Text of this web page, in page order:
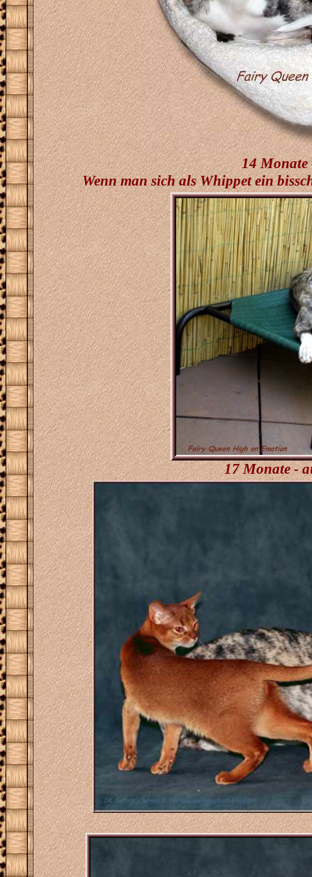
14 Monate
Wenn man sich als Whippet ein
17 Monate -